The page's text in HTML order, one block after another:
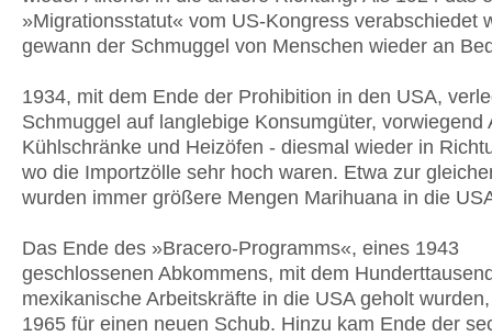
»Migrationsstatut« vom US-Kongress verabschiedet
gewann der Schmuggel von Menschen wieder an
1934, mit dem Ende der Prohibition in den USA,
Schmuggel auf langlebige Konsumgüter, vorwiegend
Kühlschränke und Heizöfen - diesmal wieder in
wo die Importzölle sehr hoch waren. Etwa zur
wurden immer größere Mengen Marihuana in die
Das Ende des »Bracero-Programms«, eines 1943
geschlossenen Abkommens, mit dem
mexikanische Arbeitskräfte in die USA geholt
1965 für einen neuen Schub. Hinzu kam Ende der